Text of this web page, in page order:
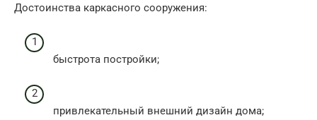
Достоинства каркасного сооружения:
быстрота постройки;
привлекательный внешний дизайн дома;